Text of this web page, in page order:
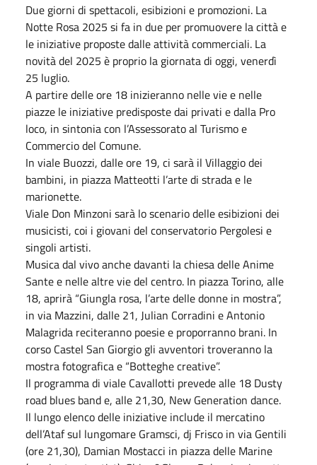
Due giorni di spettacoli, esibizioni e promozioni. La
Notte Rosa 2025 si fa in due per promuovere la città e
le iniziative proposte dalle attività commerciali. La
novità del 2025 è proprio la giornata di oggi, venerdì
25 luglio.
A partire delle ore 18 inizieranno nelle vie e nelle
piazze le iniziative predisposte dai privati e dalla Pro
loco, in sintonia con l’Assessorato al Turismo e
Commercio del Comune.
In viale Buozzi, dalle ore 19, ci sarà il Villaggio dei
bambini, in piazza Matteotti l’arte di strada e le
marionette.
Viale Don Minzoni sarà lo scenario delle esibizioni dei
musicisti, coi i giovani del conservatorio Pergolesi e
singoli artisti.
Musica dal vivo anche davanti la chiesa delle Anime
Sante e nelle altre vie del centro. In piazza Torino, alle
18, aprirà “Giungla rosa, l’arte delle donne in mostra”,
in via Mazzini, dalle 21, Julian Corradini e Antonio
Malagrida reciteranno poesie e proporranno brani. In
corso Castel San Giorgio gli avventori troveranno la
mostra fotografica e “Botteghe creative”.
Il programma di viale Cavallotti prevede alle 18 Dusty
road blues band e, alle 21,30, New Generation dance.
Il lungo elenco delle iniziative include il mercatino
dell’Ataf sul lungomare Gramsci, dj Frisco in via Gentili
(ore 21,30), Damian Mostacci in piazza delle Marine